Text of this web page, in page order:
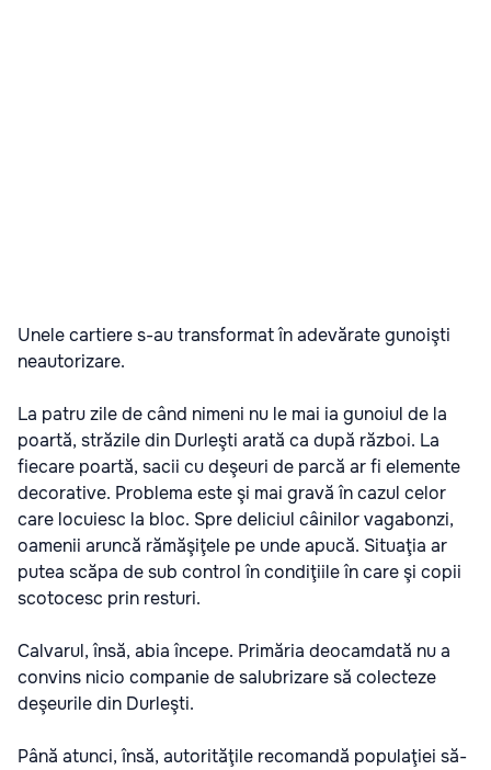
Unele cartiere s-au transformat în adevărate gunoişti
neautorizare.
La patru zile de când nimeni nu le mai ia gunoiul de la
poartă, străzile din Durleşti arată ca după război. La
fiecare poartă, sacii cu deşeuri de parcă ar fi elemente
decorative. Problema este şi mai gravă în cazul celor
care locuiesc la bloc. Spre deliciul câinilor vagabonzi,
oamenii aruncă rămăşiţele pe unde apucă. Situaţia ar
putea scăpa de sub control în condiţiile în care şi copii
scotocesc prin resturi.
Calvarul, însă, abia începe. Primăria deocamdată nu a
convins nicio companie de salubrizare să colecteze
deşeurile din Durleşti.
Până atunci, însă, autorităţile recomandă populaţiei să-